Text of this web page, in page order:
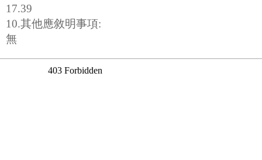
17.39
10.其他應敘明事項:
無